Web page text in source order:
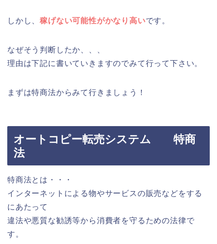
しかし、稼げない可能性がかなり高いです。
なぜそう判断したか、、、
理由は下記に書いていきますのでみて行って下さい。
まずは特商法からみて行きましょう！
オートコピー転売システム 特商
法
特商法とは・・・
インターネットによる物やサービスの販売などをする
にあたって
違法や悪質な勧誘等から消費者を守るための法律で
す。